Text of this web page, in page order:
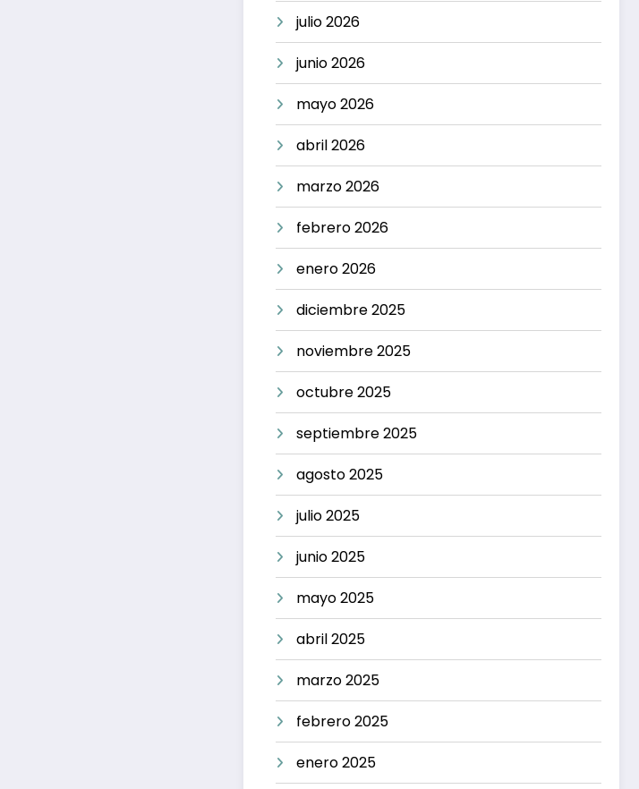
julio 2026
junio 2026
mayo 2026
abril 2026
marzo 2026
febrero 2026
enero 2026
diciembre 2025
noviembre 2025
octubre 2025
septiembre 2025
agosto 2025
julio 2025
junio 2025
mayo 2025
abril 2025
marzo 2025
febrero 2025
enero 2025